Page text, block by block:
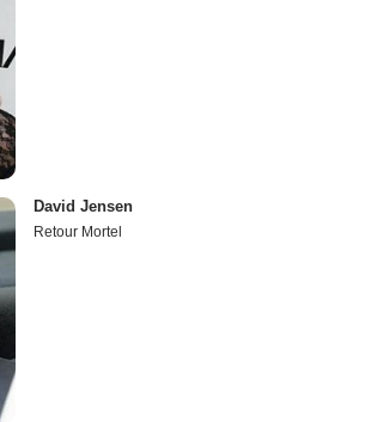
David Jensen
Retour Mortel